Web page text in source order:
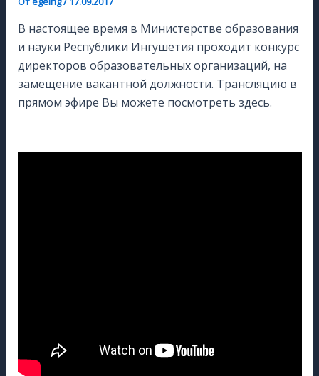
В настоящее время в Министерстве образования
и науки Республики Ингушетия проходит конкурс
директоров образовательных организаций, на
замещение вакантной должности. Трансляцию в
прямом эфире Вы можете посмотреть здесь.